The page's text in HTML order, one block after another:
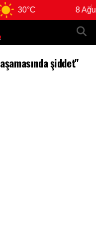
30°C 8 Ağu
şiddet"